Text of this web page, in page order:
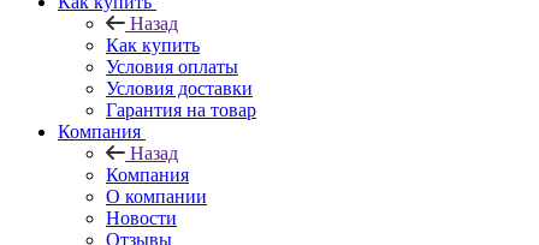
Назад
Как купить
Условия оплаты
Условия доставки
Гарантия на товар
Компания
Назад
Компания
О компании
Новости
Отзывы